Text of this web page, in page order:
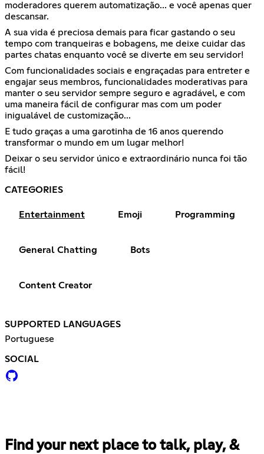
moderadores querem automatização... e você apenas quer
descansar.
A sua vida é preciosa demais para ficar gastando o seu
tempo com tranqueiras e bobagens, me deixe cuidar das
partes chatas enquanto você se diverte em seu servidor!
Com funcionalidades sociais e engraçadas para entreter e
engajar seus membros, funcionalidades moderativas para
manter o seu servidor sempre seguro e agradável, e com
uma maneira fácil de configurar mas com um poder
inigualável de customização...
E tudo graças a uma garotinha de 16 anos querendo
transformar o mundo em um lugar melhor!
Deixar o seu servidor único e extraordinário nunca foi tão
fácil!
CATEGORIES
Entertainment Emoji Programming
General Chatting Bots
Content Creator
SUPPORTED LANGUAGES
Portuguese
SOCIAL
Find your next place to talk, play, &